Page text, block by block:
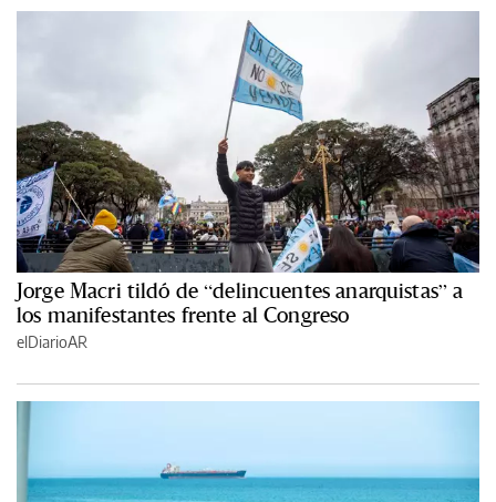
Jorge Macri tildó de “delincuentes anarquistas” a
los manifestantes frente al Congreso
elDiarioAR